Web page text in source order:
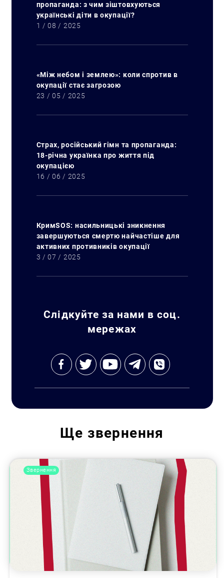
Пошук за запитом:
пропаганда: з чим зіштовхуються
українські діти в окупації?
1 / 08 / 2025
«Між небом і землею»: коли спротив в
окупації стає загрозою
23 / 05 / 2025
Страх, російський гімн та пропаганда:
18-річна українка про життя під
окупацією
16 / 06 / 2025
КримSOS: насильницькі зникнення
завершуються смертю найчастіше для
активних противників окупації
3 / 07 / 2025
Слідкуйте за нами в соц.
мережах
Ще звернення
Звернення